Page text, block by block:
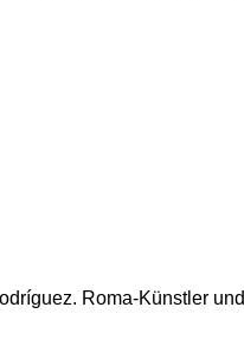
Roma-Künstler und